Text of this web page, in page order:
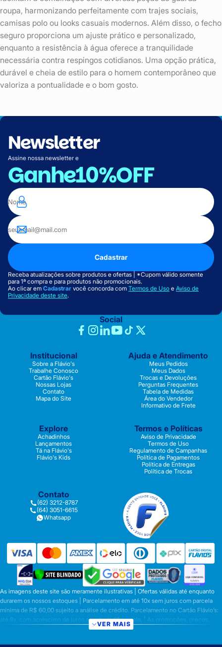
roupa, harmonizando perfeitamente com trajes sociais,
camisas polo ou looks casuais modernos. Além disso, o fecho
seguro proporciona um ajuste prático e personalizado,
enquanto a resistência à água oferece a tranquilidade
necessária contra respingos cotidianos. Uma opção prática,
durável e cheia de estilo para o homem contemporâneo que
valoriza a pontualidade e o bom gosto.
Newsletter
Assine nossa newsletter e
Ganhe10%OFF
Cadastrar
Receba atualizações sobre produtos e ofertas | *Cupom válido somente
para 1ª compra e para produtos não promocionais.
Ao clicar em Cadastrar você concorda com Termos de Uso e Aviso de
Privacidade deste site.
Social
Institucional
Sobre a Flávio's
Trabalhe Conosco
Cartão Flávio's
Nossas Lojas
Contato
Mapa do Site
Ajuda e Atendimento
Meus Pedidos
Meus Dados
Trocas e Devoluções
Perguntas Frequentes
Tabela de Medidas
Área do Vendedor
Informativo de Frete
Explore
Achadinhos
Lançamentos
Tá na Flávio's
Flávio's Kids
Termos e Políticas
Aviso de Privacidade
Termos de Uso
Regulamento de Campanhas
Política de Pagamentos
Política de Entregas
Política de Trocas
Contato
(62) 3212-8787
(64) 3051-6615
Whatsapp
As imagens deste site são meramente ilustrativas | Ofertas válidas até enquanto
durarem os nossos estoques | Parcelamento em até 10x sem juros com parcela
mínima de R$ 60,00 sujeito a análise de crédito. Parcelamento no Cartão Flávio’s:
até 8x, com acréscimo de juros a partir da 6ª parcela. | As promoções, preços,
parcelamentos e condições de pagamento são válidas apenas para compras
VER MAIS